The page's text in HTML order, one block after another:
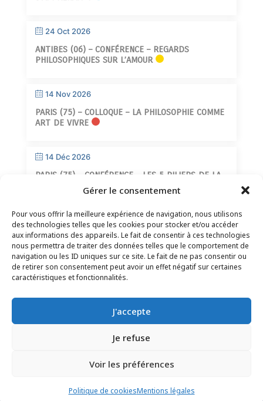
Gérer le consentement
Pour vous offrir la meilleure expérience de navigation, nous utilisons
des technologies telles que les cookies pour stocker et/ou accéder
aux informations des appareils. Le fait de consentir à ces technologies
nous permettra de traiter des données telles que le comportement de
navigation ou les ID uniques sur ce site. Le fait de ne pas consentir ou
de retirer son consentement peut avoir un effet négatif sur certaines
caractéristiques et fonctionnalités.
J'accepte
Je refuse
Voir les préférences
Politique de cookiesMentions légales
24 Oct 2026
ANTIBES (06) – CONFÉRENCE – REGARDS
PHILOSOPHIQUES SUR L’AMOUR
14 Nov 2026
PARIS (75) – COLLOQUE – LA PHILOSOPHIE COMME
ART DE VIVRE
14 Déc 2026
PARIS (75) – CONFÉRENCE – LES 5 PILIERS DE LA
CONTACT–MENTIONS LÉGALES
© 2025 – FRÉDÉRIC LENOIR – TOUS DROITS RÉSERVÉS